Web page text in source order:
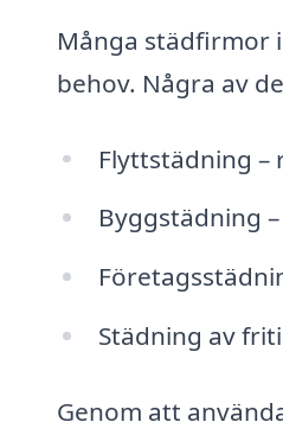
Många städfirmor
behov. Några av
Flyttstädning
Byggstädning
Städning av
Genom att